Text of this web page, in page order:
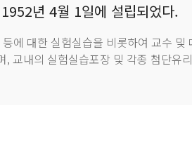
년 4월 1일에 설립되었다.
에 대한 실험실습을 비롯하여 교수 및
, 교내의 실험실습포장 및 각종 첨단유